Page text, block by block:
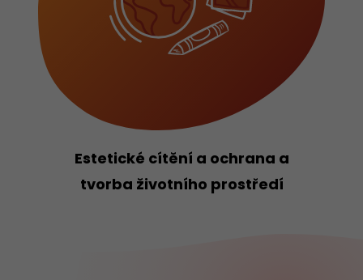
Estetické cítění a ochrana a
tvorba životního prostředí